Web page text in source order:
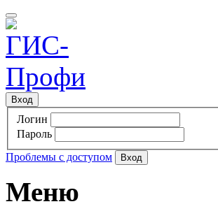
Вход
Логин
Пароль
Проблемы с доступом
Меню